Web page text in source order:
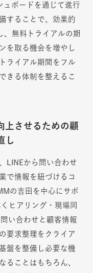
ュボードを通じて進行
することで、効果的
、無料トライアルの期
を取る機会を増やし
ライアル期間をフル
きる体制を整えるこ
上させるための顧
し
LINEから問い合わせ
で情報を紐づけるコ
の吉田を中心にサポ
ヒアリング・現場同
い合わせと顧客情報
要求整理をクライア
盤を整備し必要な機
ることはもちろん、